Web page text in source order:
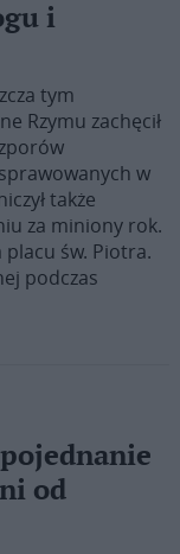
i
tym
Rzymu zachęcił
w
także
za miniony rok.
placu św. Piotra.
podczas
od